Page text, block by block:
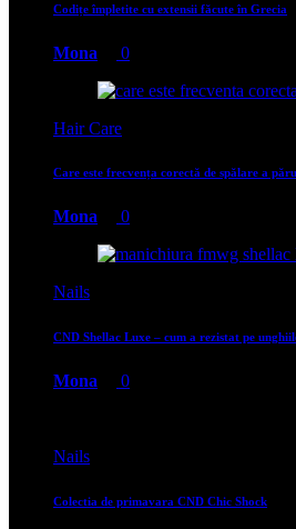
Codițe împletite cu extensii făcute în Grecia
Mona 0
Hair Care
Care este frecvența corectă de spălare a
Mona 0
Nails
CND Shellac Luxe – cum a rezistat pe
Mona 0
Nails
Colectia de primavara CND Chic Shock